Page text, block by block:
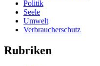
Politik
Seele
Umwelt
Verbraucherschutz
Rubriken